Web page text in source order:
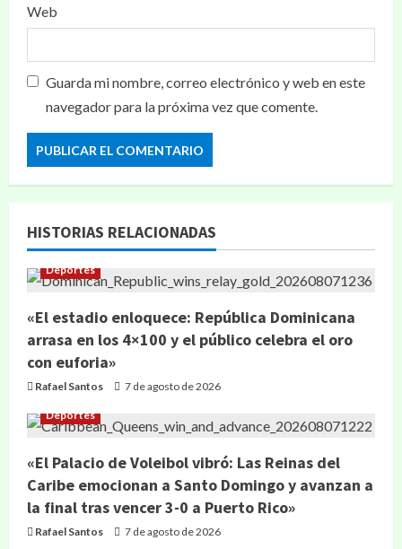
Web
Guarda mi nombre, correo electrónico y web en este
navegador para la próxima vez que comente.
HISTORIAS RELACIONADAS
Deportes
«El estadio enloquece: República Dominicana
arrasa en los 4×100 y el público celebra el oro
con euforia»
Rafael Santos 7 de agosto de 2026
Deportes
«El Palacio de Voleibol vibró: Las Reinas del
Caribe emocionan a Santo Domingo y avanzan a
la final tras vencer 3-0 a Puerto Rico»
Rafael Santos 7 de agosto de 2026